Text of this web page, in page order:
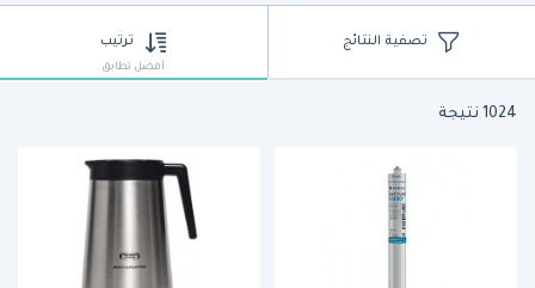
تصفية النتائج ترتيب
أفضل تطابق
1024 نتيجة